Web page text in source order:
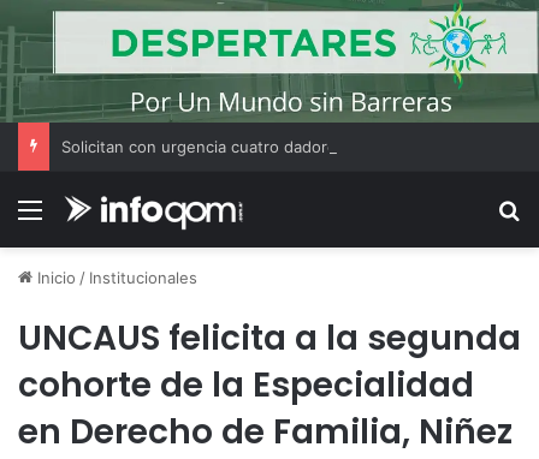
Menú
Inicio / Institucionales
UNCAUS felicita a la segunda
cohorte de la Especialidad
en Derecho de Familia, Niñez